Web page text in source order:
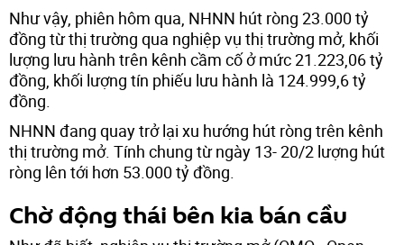
Như vậy, phiên hôm qua, NHNN hút ròng 23.000 tỷ
đồng từ thị trường qua nghiệp vụ thị trường mở, khối
lượng lưu hành trên kênh cầm cố ở mức 21.223,06 tỷ
đồng, khối lượng tín phiếu lưu hành là 124.999,6 tỷ
đồng.
NHNN đang quay trở lại xu hướng hút ròng trên kênh
thị trường mở. Tính chung từ ngày 13- 20/2 lượng hút
ròng lên tới hơn 53.000 tỷ đồng.
Chờ động thái bên kia bán cầu